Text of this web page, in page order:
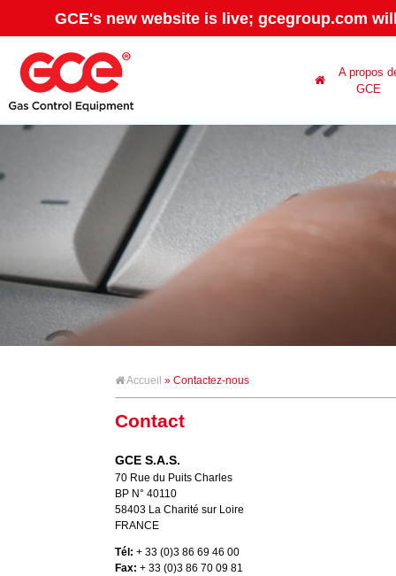
GCE's new website is live; gcegroup.com
A propos
GCE
Accueil » Contactez-nous
Contact
GCE S.A.S.
70 Rue du Puits Charles
BP N° 40110
58403 La Charité sur Loire
FRANCE
Tél: + 33 (0)3 86 69 46 00
Fax: + 33 (0)3 86 70 09 81